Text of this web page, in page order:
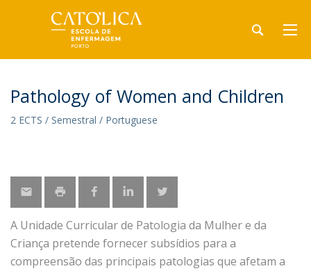
Pathology of Women and Children
2 ECTS / Semestral / Portuguese
A Unidade Curricular de Patologia da Mulher e da
Criança pretende fornecer subsídios para a
compreensão das principais patologias que afetam a